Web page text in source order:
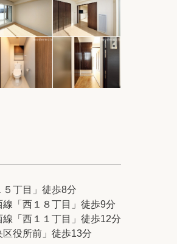
classについて
社概要
ッキーポリシー
５丁目」徒歩8分
線「西１８丁目」徒歩9分
線「西１１丁目」徒歩12分
区役所前」徒歩13分